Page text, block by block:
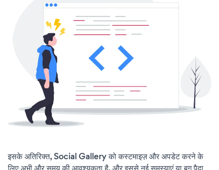
इसके अतिरिक्त, Social Gallery को कस्टमाइज़ और अपडेट करने के